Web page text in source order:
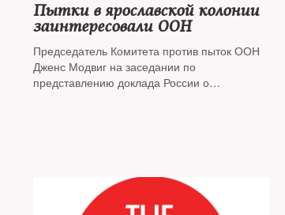
Пытки в ярославской колонии
заинтересовали ООН
Председатель Комитета против пыток ООН
Дженс Модвиг на заседании по
представлению доклада России о